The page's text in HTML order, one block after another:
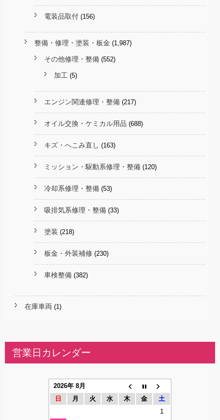
電装品取付 (156)
整備・修理・塗装・板金 (1,987)
その他修理・整備 (552)
加工 (5)
エンジン関連修理・整備 (217)
オイル交換・ケミカル用品 (688)
キズ・へこみ直し (163)
ミッション・駆動系修理・整備 (120)
冷却系修理・整備 (53)
吸排気系修理・整備 (33)
塗装 (218)
板金・外装補修 (230)
車検整備 (382)
在庫車両 (1)
営業日カレンダー
2026年 8月
日
月 火 水 木 金
土
1